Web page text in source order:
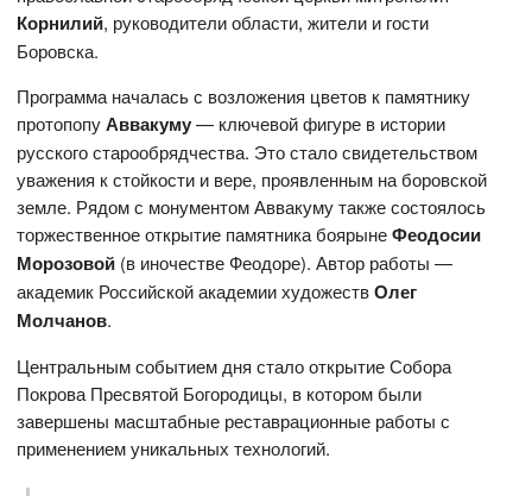
Корнилий, руководители области, жители и гости
Боровска.
Программа началась с возложения цветов к памятнику
протопопуАввакуму— ключевой фигуре в истории
русского старообрядчества. Это стало свидетельством
уважения к стойкости и вере, проявленным на боровской
земле. Рядом с монументом Аввакуму также состоялось
торжественное открытие памятника боярынеФеодосии
Морозовой (в иночестве Феодоре). Автор работы —
академик Российской академии художествОлег
Молчанов.
Центральным событием дня стало открытие Собора
Покрова Пресвятой Богородицы, в котором были
завершены масштабные реставрационные работы с
применением уникальных технологий.